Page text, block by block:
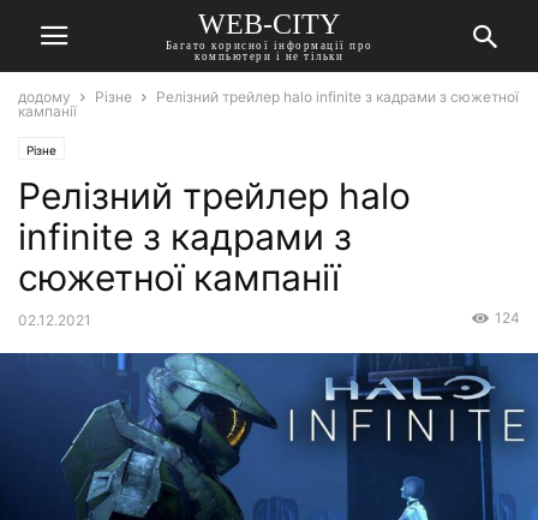
WEB-CITY
Багато корисної інформації про
компьютери і не тільки
додому Різне
Релізний трейлер halo infinite з кадрами з сюжетної
кампанії
Різне
Релізний трейлер halo
infinite з кадрами з
сюжетної кампанії
02.12.2021 124